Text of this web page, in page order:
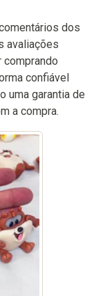
dos
avaliações
confiável
uma garantia de
a compra.